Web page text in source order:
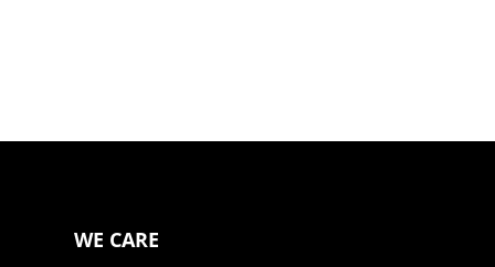
WE CARE